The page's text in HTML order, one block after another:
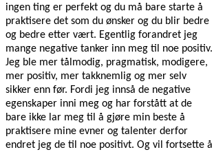
ingen ting er perfekt og du må bare starte å
praktisere det som du ønsker og du blir bedre
og bedre etter vært. Egentlig forandret jeg
mange negative tanker inn meg til noe positiv.
Jeg ble mer tålmodig, pragmatisk, modigere,
mer positiv, mer takknemlig og mer selv
sikker enn før. Fordi jeg innså de negative
egenskaper inni meg og har forstått at de
bare ikke lar meg til å gjøre min beste å
praktisere mine evner og talenter derfor
endret jeg de til noe positivt. Og vil fortsette å